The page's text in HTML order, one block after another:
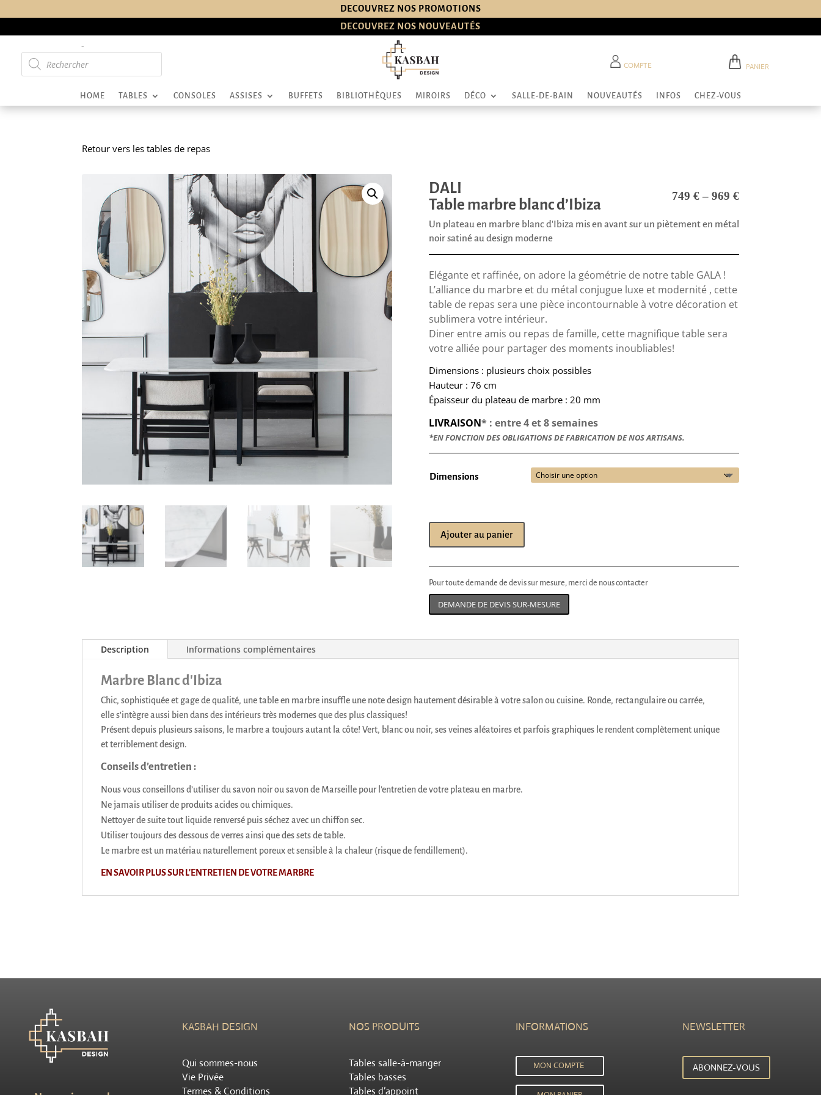
DECOUVREZ NOS PROMOTIONS
DECOUVREZ NOS NOUVEAUTÉS
-
Recherche
de
produits
COMPTE PANIER
HOME TABLES CONSOLES ASSISES BUFFETS BIBLIOTHÈQUES MIROIRS DÉCO SALLE-DE-BAIN NOUVEAUTÉS INFOS CHEZ-VOUS
Retour vers les tables de repas
DALI
Table marbre blanc d’Ibiza
Un plateau en marbre blanc d'Ibiza mis en avant sur un piètement en métal
noir satiné au design moderne
749 €– 969 €
Elégante et raffinée, on adore la géométrie de notre table GALA !
L’alliance du marbre et du métal conjugue luxe et modernité , cette
table de repas sera une pièce incontournable à votre décoration et
sublimera votre intérieur.
Diner entre amis ou repas de famille, cette magnifique table sera
votre alliée pour partager des moments inoubliables!
Dimensions : plusieurs choix possibles
Hauteur : 76 cm
Épaisseur du plateau de marbre : 20 mm
LIVRAISON* : entre 4 et 8 semaines
*EN FONCTION DES OBLIGATIONS DE FABRICATION DE NOS ARTISANS.
Dimensions
Ajouter au panier
Pour toute demande de devis sur mesure, merci de nous contacter
DEMANDE DE DEVIS SUR-MESURE
Description Informations complémentaires
Marbre Blanc d'Ibiza
Chic, sophistiquée et gage de qualité, une table en marbre insuffle une note design hautement désirable à votre salon ou cuisine. Ronde, rectangulaire ou carrée,
elle s'intègre aussi bien dans des intérieurs très modernes que des plus classiques!
Présent depuis plusieurs saisons, le marbre a toujours autant la côte! Vert, blanc ou noir, ses veines aléatoires et parfois graphiques le rendent complètement unique
et terriblement design.
Conseils d’entretien :
Nous vous conseillons d’utiliser du savon noir ou savon de Marseille pour l’entretien de votre plateau en marbre.
Ne jamais utiliser de produits acides ou chimiques.
Nettoyer de suite tout liquide renversé puis séchez avec un chiffon sec.
Utiliser toujours des dessous de verres ainsi que des sets de table.
Le marbre est un matériau naturellement poreux et sensible à la chaleur (risque de fendillement).
EN SAVOIR PLUS SUR L'ENTRETIEN DE VOTRE MARBRE
KASBAH DESIGN
Qui sommes-nous
Vie Privée
Termes & Conditions
NOS PRODUITS
Tables salle-à-manger
Tables basses
Tables d’appoint
INFORMATIONS
MON COMPTE
NEWSLETTER
ABONNEZ-VOUS